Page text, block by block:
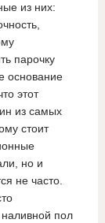
из них:
парочку
основание
этот
из самых
стоит
но и
не часто.
пол